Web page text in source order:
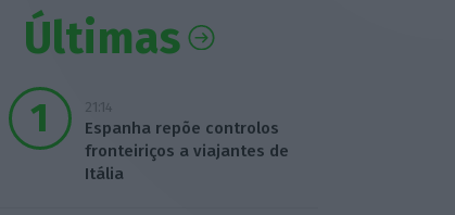
Últimas
21:14
Espanha repõe controlos
fronteiriços a viajantes de
Itália